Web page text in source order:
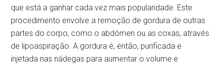
que está a ganhar cada vez mais popularidade. Este
procedimento envolve a remoção de gordura de outras
partes do corpo, como o abdómen ou as coxas, através
de lipoaspiração. A gordura é, então, purificada e
injetada nas nádegas para aumentar o volume e